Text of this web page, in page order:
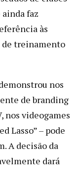
ainda faz
às
de treinamento
nos
de branding
nos videogames
Lasso” – pode
A decisão da
dará